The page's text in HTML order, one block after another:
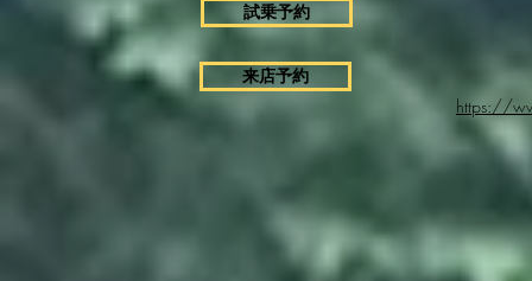
試乗予約
来店予約
https://